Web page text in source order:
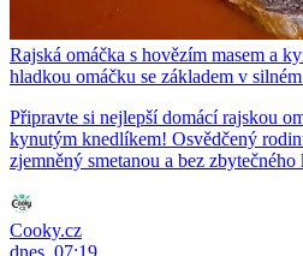
Rajská omáčka s hovězím masem a
hladkou omáčku se základem v
Připravte si nejlepší domácí rajskou
kynutým knedlíkem! Osvědčený
zjemněný smetanou a bez
Cooky.cz
dnes, 07:19